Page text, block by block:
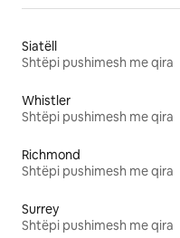
Siatëll
Shtëpi pushimesh me qira
Whistler
Shtëpi pushimesh me qira
Richmond
Shtëpi pushimesh me qira
Surrey
Shtëpi pushimesh me qira